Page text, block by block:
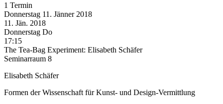
1 Termin
Donnerstag 11. Jänner 2018
11. Jän. 2018
Donnerstag Do
17:15
The Tea-Bag Experiment: Elisabeth Schäfer
Seminarraum 8
Elisabeth Schäfer
Formen der Wissenschaft für Kunst- und Design-Vermittlung